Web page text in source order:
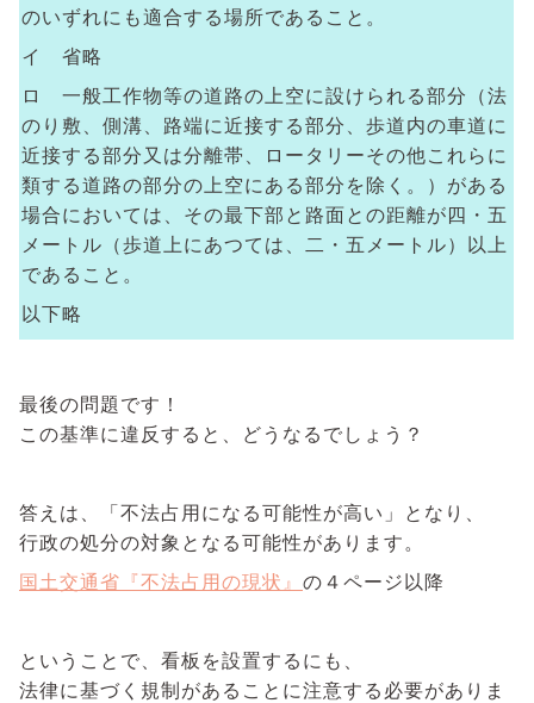
のいずれにも適合する場所であること。
イ 省略
ロ 一般工作物等の道路の上空に設けられる部分（法
のり敷、側溝、路端に近接する部分、歩道内の車道に
近接する部分又は分離帯、ロータリーその他これらに
類する道路の部分の上空にある部分を除く。）がある
場合においては、その最下部と路面との距離が四・五
メートル（歩道上にあつては、二・五メートル）以上
であること。
以下略
最後の問題です！
この基準に違反すると、どうなるでしょう？
答えは、「不法占用になる可能性が高い」となり、
行政の処分の対象となる可能性があります。
国土交通省『不法占用の現状』 の４ページ以降
ということで、看板を設置するにも、
法律に基づく規制があることに注意する必要がありま